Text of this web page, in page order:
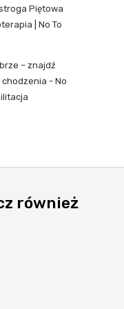
Piętowa
| No To
– znajdź
- No
również